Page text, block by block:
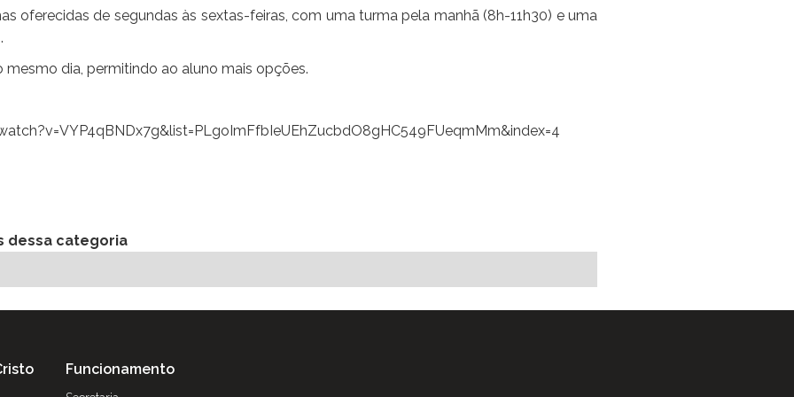
oferecidas de segundas às sextas-feiras, com uma turma pela manhã (8h-11h30) e uma
mesmo dia, permitindo ao aluno mais opções.
dessa categoria
Funcionamento